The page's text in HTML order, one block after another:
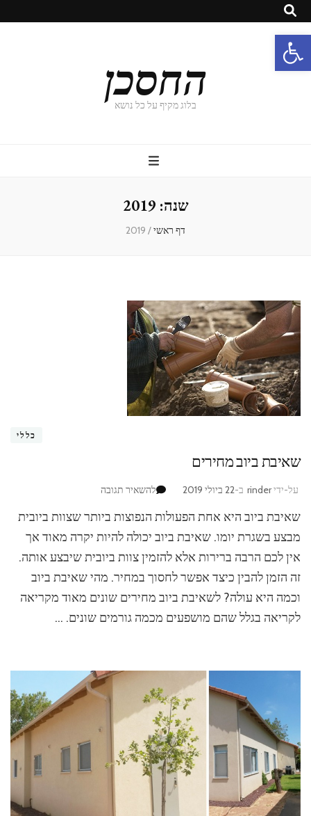
פתח סרגל נגישות
החסכן
בלוג מקיף על כל נושא
שנה: 2019
דף ראשי/
2019
כללי
שאיבת ביוב מחירים
על-ידיrinder ב-22 ביולי 2019 להשאיר תגובהבנושא
ביוב
מחירים
שאיבת ביוב היא אחת הפעולות הנפוצות ביותר שצוות ביובית
מבצע בשגרת יומו. שאיבת ביוב יכולה להיות יקרה מאוד אך
אין לכם הרבה ברירות אלא להזמין צוות ביובית שיבצע אותה.
זה הזמן להבין כיצד אפשר לחסוך במחיר. מהי שאיבת ביוב
וכמה היא עולה? לשאיבת ביוב מחירים שונים מאוד מקריאה
לקריאה בגלל שהם מושפעים מכמה גורמים שונים. …